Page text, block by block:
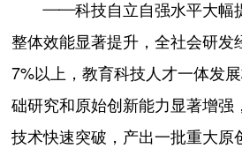
——科技自立自强水平大幅提
整体效能显著提升，全社会研发
7%以上，教育科技人才一体发
础研究和原始创新能力显著增强
技术快速突破，产出一批重大原